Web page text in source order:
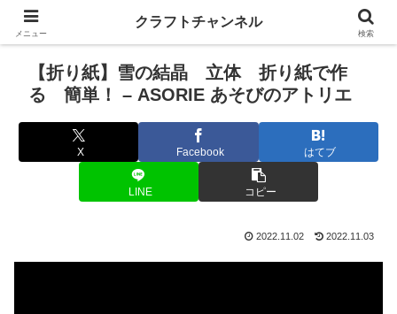
【折り紙】雪の結晶 立体 折り紙で作
る 簡単！ – ASORIE あそびのアトリエ
X Facebook はてブ
LINE コピー
2022.11.02 2022.11.03
メニュー
クラフトチャンネル
検索